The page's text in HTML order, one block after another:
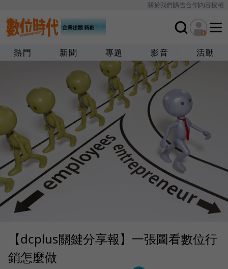
關於我們廣告合作內容授權
熱門 新聞 專題 影音 活動
【dcplus關鍵分享報】一張圖看數位行
銷怎麼做